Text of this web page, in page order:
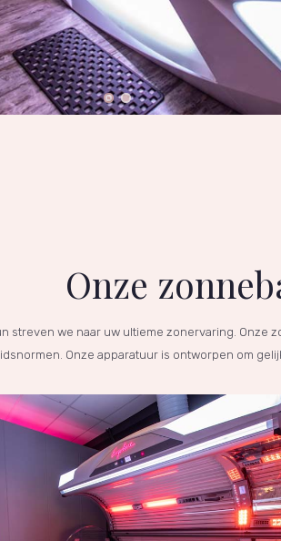
Onze
streven we naar uw ultieme zonervaring.
Onze apparatuur is ontworpen om